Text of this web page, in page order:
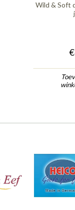
Wild & Soft